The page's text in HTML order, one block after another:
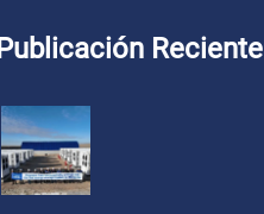
Publicación Reciente